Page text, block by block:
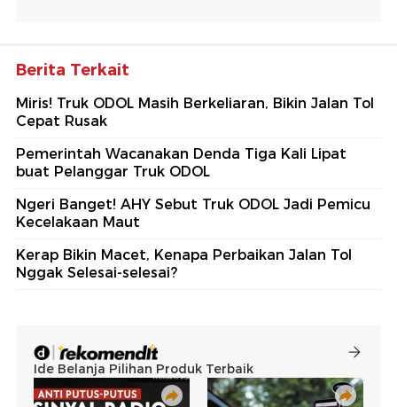
Berita Terkait
Miris! Truk ODOL Masih Berkeliaran, Bikin Jalan Tol
Cepat Rusak
Pemerintah Wacanakan Denda Tiga Kali Lipat
buat Pelanggar Truk ODOL
Ngeri Banget! AHY Sebut Truk ODOL Jadi Pemicu
Kecelakaan Maut
Kerap Bikin Macet, Kenapa Perbaikan Jalan Tol
Nggak Selesai-selesai?